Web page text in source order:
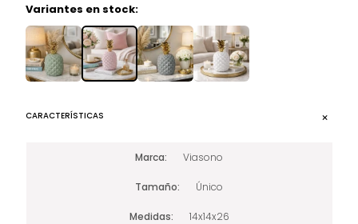
Variantes en stock:
CARACTERÍSTICAS
Marca Viasono
Tamaño Único
Medidas 14x14x26